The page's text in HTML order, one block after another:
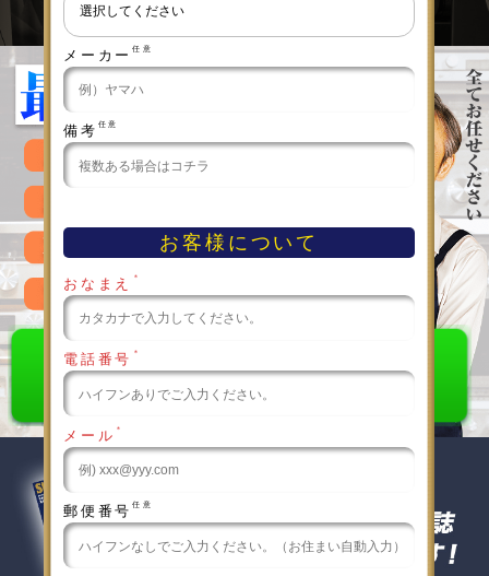
メーカー 任意
備考 任意
お客様について
おなまえ ＊
電話番号 ＊
メール ＊
郵便番号 任意
0120-789-986